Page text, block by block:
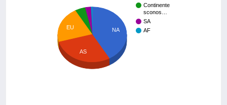
Continente
sconos…
SA
AF
NA
EU
AS